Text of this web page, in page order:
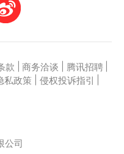
款 商务洽谈 腾讯招聘
私政策 侵权投诉指引
公司